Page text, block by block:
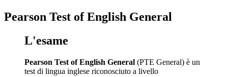
Pearson Test of English General
L'esame
Pearson Test of English General (PTE General) è un
test di lingua inglese riconosciuto a livello